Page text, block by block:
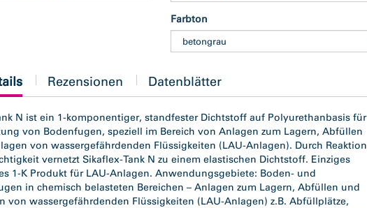
Farbton
Rezensionen Datenblätter
N ist ein 1-komponentiger, standfester Dichtstoff auf Polyurethanbasis für
von Bodenfugen, speziell im Bereich von Anlagen zum Lagern, Abfüllen
von wassergefährdenden Flüssigkeiten (LAU-Anlagen). Durch Reaktion
vernetzt Sikaflex-Tank N zu einem elastischen Dichtstoff. Einziges
1-K Produkt für LAU-Anlagen. Anwendungsgebiete: Boden- und
in chemisch belasteten Bereichen – Anlagen zum Lagern, Abfüllen und
von wassergefährdenden Flüssigkeiten (LAU-Anlagen) z.B. Abfüllplätze,